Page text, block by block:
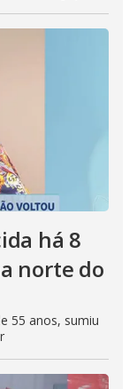
há 8
norte do
55 anos, sumiu